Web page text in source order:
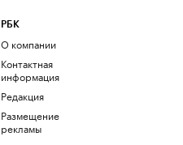
РБК
О компании
Контактная
информация
Редакция
Размещение
рекламы